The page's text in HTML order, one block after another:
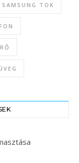
SAMSUNG TOK